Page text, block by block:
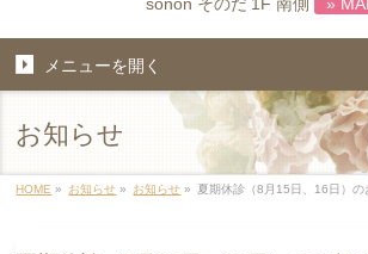
メニューを開く
お知らせ
HOME » お知らせ » お知らせ » 夏期休診（8月15日、16日）の